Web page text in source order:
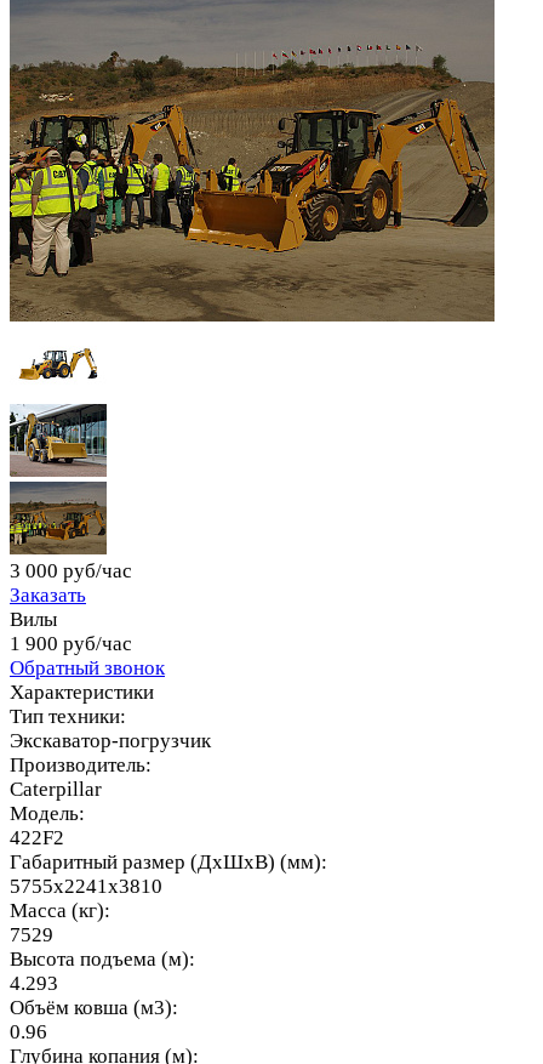
3 000 руб/час
Заказать
Вилы
1 900 руб/час
Обратный звонок
Характеристики
Тип техники:
Экскаватор-погрузчик
Производитель:
Caterpillar
Модель:
422F2
Габаритный размер (ДхШхВ) (мм):
5755x2241x3810
Масса (кг):
7529
Высота подъема (м):
4.293
Объём ковша (м3):
0.96
Глубина копания (м):